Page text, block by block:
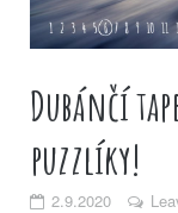
Dubánčí
puzzlíky!
2.9.2020